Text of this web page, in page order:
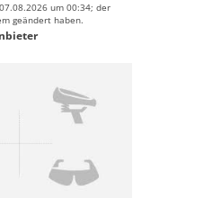
um 00:34; der
geändert haben.